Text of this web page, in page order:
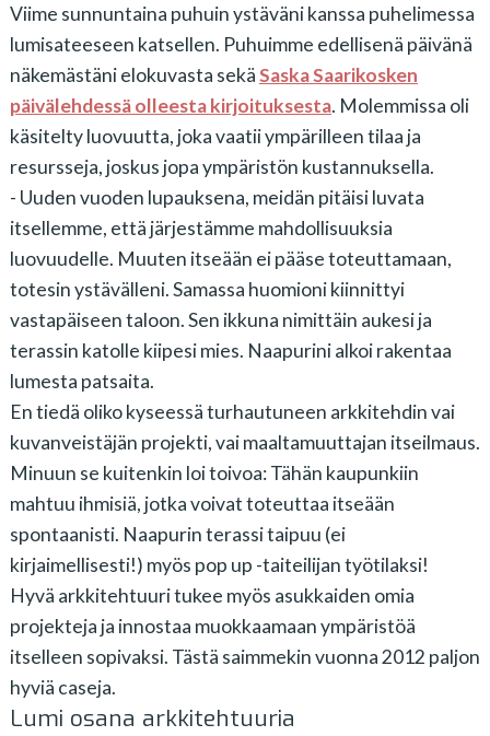
Viime sunnuntaina puhuin ystäväni kanssa puhelimessa
lumisateeseen katsellen. Puhuimme edellisenä päivänä
näkemästäni elokuvasta sekäSaska Saarikosken
päivälehdessä olleesta kirjoituksesta. Molemmissa oli
käsitelty luovuutta, joka vaatii ympärilleen tilaa ja
resursseja, joskus jopa ympäristön kustannuksella.
- Uuden vuoden lupauksena, meidän pitäisi luvata
itsellemme, että järjestämme mahdollisuuksia
luovuudelle. Muuten itseään ei pääse toteuttamaan,
totesin ystävälleni. Samassa huomioni kiinnittyi
vastapäiseen taloon. Sen ikkuna nimittäin aukesi ja
terassin katolle kiipesi mies. Naapurini alkoi rakentaa
lumesta patsaita.
En tiedä oliko kyseessä turhautuneen arkkitehdin vai
kuvanveistäjän projekti, vai maaltamuuttajan itseilmaus.
Minuun se kuitenkin loi toivoa: Tähän kaupunkiin
mahtuu ihmisiä, jotka voivat toteuttaa itseään
spontaanisti. Naapurin terassi taipuu (ei
kirjaimellisesti!) myös pop up -taiteilijan työtilaksi!
Hyvä arkkitehtuuri tukee myös asukkaiden omia
projekteja ja innostaa muokkaamaan ympäristöä
itselleen sopivaksi. Tästä saimmekin vuonna 2012 paljon
hyviä caseja.
Lumi osana arkkitehtuuria